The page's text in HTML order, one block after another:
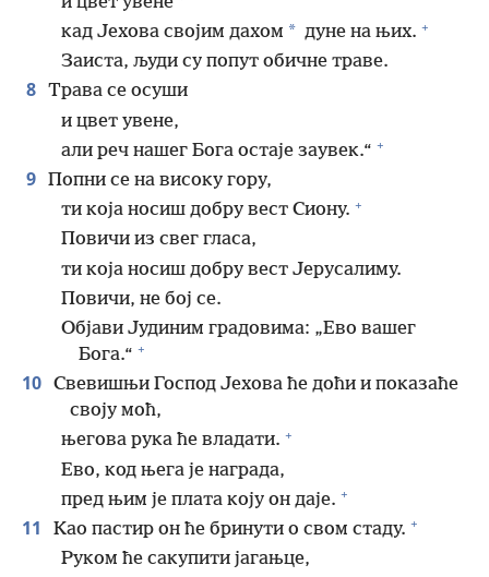
кад Јехова својим дахом * дуне на њих. +
Заиста, људи су попут обичне траве.
8 Трава се осуши
и цвет увене,
али реч нашег Бога остаје заувек.“ +
9 Попни се на високу гору,
ти која носиш добру вест Сиону. +
Повичи из свег гласа,
ти која носиш добру вест Јерусалиму.
Повичи, не бој се.
Објави Јудиним градовима: „Ево вашег
Бога.“ +
10 Свевишњи Господ Јехова ће доћи и показаће
своју моћ,
његова рука ће владати. +
Ево, код њега је награда,
пред њим је плата коју он даје. +
11 Као пастир он ће бринути о свом стаду. +
Руком ће сакупити јагањце,